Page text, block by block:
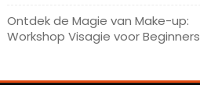
Ontdek de Magie van Make-up:
Workshop Visagie voor Beginners